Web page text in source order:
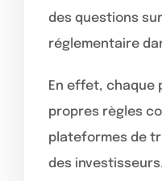
des questions
réglementaire
En effet, chaque
propres règles
plateformes de
des